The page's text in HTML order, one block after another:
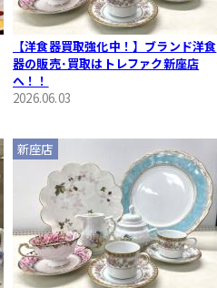
【洋食器買取強化中！】ブランド洋食
器の販売･買取はトレファク新座店
へ！！
2026.06.03
新座店